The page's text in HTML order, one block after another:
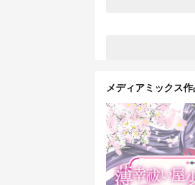
メディアミックス